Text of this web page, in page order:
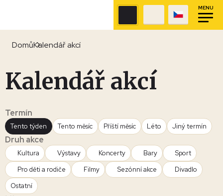
MENU
DomůKalendář akcí
Kalendář akcí
Termín
Tento týden Tento měsíc Příští měsíc Léto Jiný termín
Druh akce
Kultura Výstavy Koncerty Bary
Sport
Pro děti a rodiče
Filmy Sezónní akce
Divadlo
Ostatní